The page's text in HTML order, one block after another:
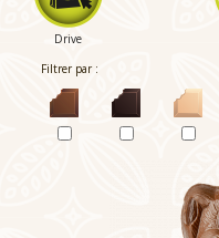
Drive
Filtrer par :